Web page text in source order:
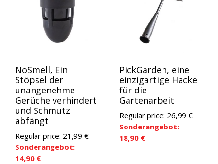
NoSmell, Ein
Stöpsel der
unangenehme
Gerüche verhindert
und Schmutz
abfängt
Regular price: 21,99 €
Sonderangebot:
14,90 €
PickGarden, eine
einzigartige Hacke
für die
Gartenarbeit
Regular price: 26,99 €
Sonderangebot:
18,90 €